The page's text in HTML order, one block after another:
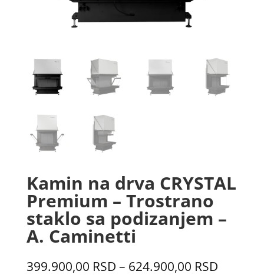
Kamin na drva CRYSTAL
Premium – Trostrano
staklo sa podizanjem –
A. Caminetti
399.900,00 RSD – 624.900,00 RSDРаспон